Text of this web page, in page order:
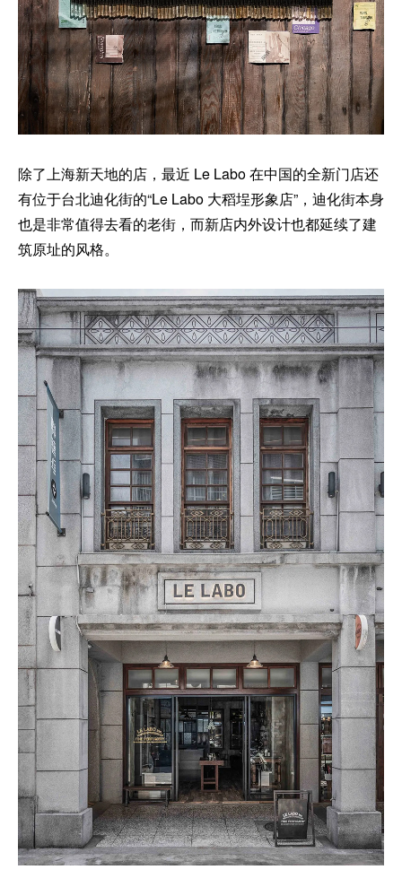
除了上海新天地的店，最近 Le Labo 在中国的全新门店还
有位于台北迪化街的“Le Labo 大稻埕形象店”，迪化街本身
也是非常值得去看的老街，而新店内外设计也都延续了建
筑原址的风格。